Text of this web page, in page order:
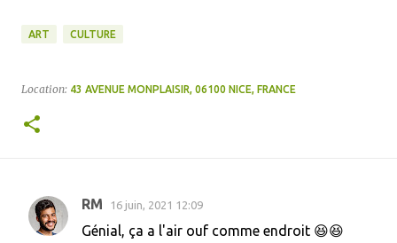
ART CULTURE
Location: 43 AVENUE MONPLAISIR, 06100 NICE, FRANCE
C
RM 16 juin, 2021 12:09
Génial, ça a l'air ouf comme endroit 😆😆